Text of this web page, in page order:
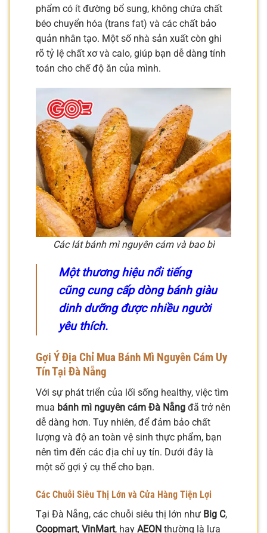
phẩm có ít đường bổ sung, không chứa chất
béo chuyển hóa (trans fat) và các chất bảo
quản nhân tạo. Một số nhà sản xuất còn ghi
rõ tỷ lệ chất xơ và calo, giúp bạn dễ dàng tính
toán cho chế độ ăn của mình.
Các lát bánh mì nguyên cám và bao bì
Một thương hiệu nổi tiếng
cũng cung cấp dòng bánh giàu
dinh dưỡng được nhiều người
yêu thích.
Gợi Ý Địa Chỉ Mua Bánh Mì Nguyên Cám Uy
Tín Tại Đà Nẵng
Với sự phát triển của lối sống healthy, việc tìm
mua bánh mì nguyên cám Đà Nẵng đã trở nên
dễ dàng hơn. Tuy nhiên, để đảm bảo chất
lượng và độ an toàn vệ sinh thực phẩm, bạn
nên tìm đến các địa chỉ uy tín. Dưới đây là
một số gợi ý cụ thể cho bạn.
Các Chuỗi Siêu Thị Lớn và Cửa Hàng Tiện Lợi
Tại Đà Nẵng, các chuỗi siêu thị lớn như Big C,
Coopmart, VinMart, hay AEON thường là lựa